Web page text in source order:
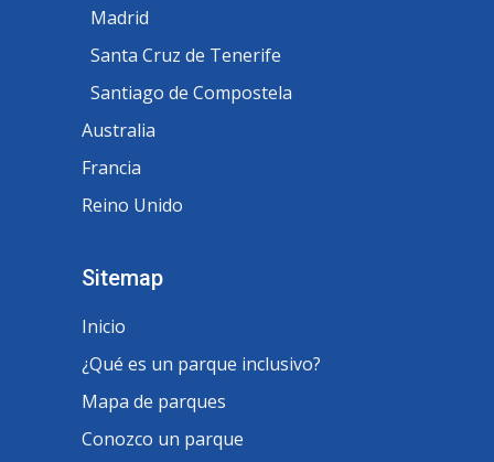
Madrid
Santa Cruz de Tenerife
Santiago de Compostela
Australia
Francia
Reino Unido
Sitemap
Inicio
¿Qué es un parque inclusivo?
Mapa de parques
Conozco un parque